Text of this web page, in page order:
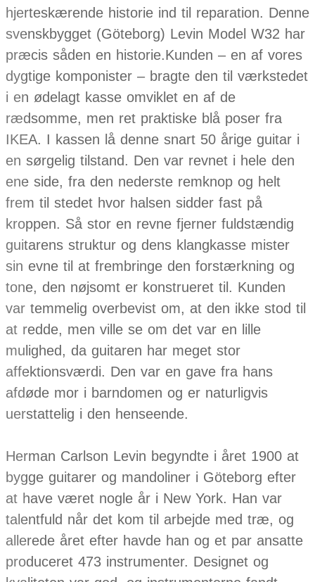
hjerteskærende historie ind til reparation. Denne
svenskbygget (Göteborg) Levin Model W32 har
præcis såden en historie.Kunden – en af vores
dygtige komponister – bragte den til værkstedet
i en ødelagt kasse omviklet en af de
rædsomme, men ret praktiske blå poser fra
IKEA. I kassen lå denne snart 50 årige guitar i
en sørgelig tilstand. Den var revnet i hele den
ene side, fra den nederste remknop og helt
frem til stedet hvor halsen sidder fast på
kroppen. Så stor en revne fjerner fuldstændig
guitarens struktur og dens klangkasse mister
sin evne til at frembringe den forstærkning og
tone, den nøjsomt er konstrueret til. Kunden
var temmelig overbevist om, at den ikke stod til
at redde, men ville se om det var en lille
mulighed, da guitaren har meget stor
affektionsværdi. Den var en gave fra hans
afdøde mor i barndomen og er naturligvis
uerstattelig i den henseende.
Herman Carlson Levin begyndte i året 1900 at
bygge guitarer og mandoliner i Göteborg efter
at have været nogle år i New York. Han var
talentfuld når det kom til arbejde med træ, og
allerede året efter havde han og et par ansatte
produceret 473 instrumenter. Designet og